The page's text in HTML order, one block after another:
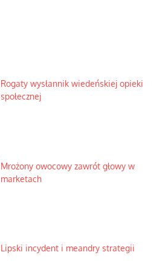
Rogaty wysłannik wiedeńskiej opieki
społecznej
Mrożony owocowy zawrót głowy w
marketach
Lipski incydent i meandry strategii